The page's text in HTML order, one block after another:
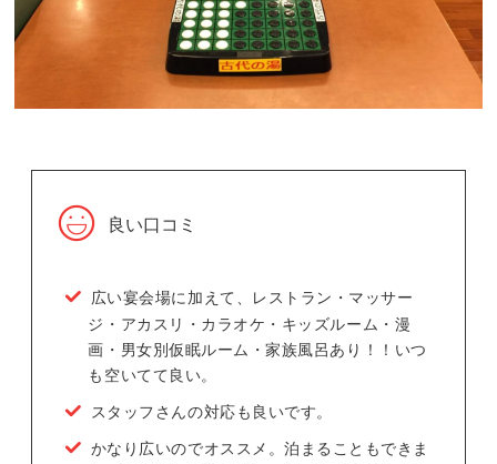
良い口コミ
広い宴会場に加えて、レストラン・マッサー
ジ・アカスリ・カラオケ・キッズルーム・漫
画・男女別仮眠ルーム・家族風呂あり！！いつ
も空いてて良い。
スタッフさんの対応も良いです。
かなり広いのでオススメ。泊まることもできま